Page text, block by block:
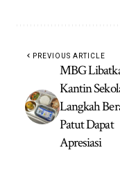
PREVIOUS ARTICLE
MBG
Kantin
Langkah
Patut Dapat
Apresiasi